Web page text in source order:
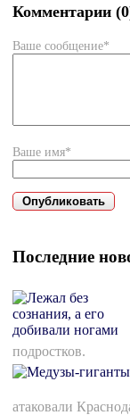
Комментарии
Ваше сообщение*
Ваше имя*
Последние
подростков.
атаковали